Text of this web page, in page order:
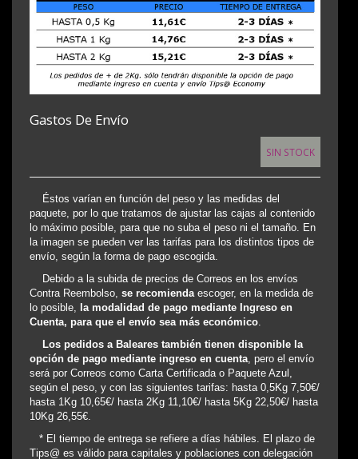
Gastos De Envío
SIN STOCK
Éstos varían en función del peso y las medidas del
paquete, por lo que tratamos de ajustar las cajas al contenido
lo máximo posible, para que no suba el peso ni el tamaño. En
la imagen se pueden ver las tarifas para los distintos tipos de
envío, según la forma de pago escogida.
Debido a la subida de precios de Correos en los envíos
Contra Reembolso, se recomiendaescoger, en la medida de
lo posible, la modalidad de pago mediante Ingreso en
Cuenta, para que el envío sea más económico.
Los pedidos a Baleares también tienen disponible la
opción de pago mediante ingreso en cuenta, pero el envío
será por Correos como Carta Certificada o Paquete Azul,
según el peso, y con las siguientes tarifas: hasta 0,5Kg 7,50€/
hasta 1Kg 10,65€/ hasta 2Kg 11,10€/ hasta 5Kg 22,50€/ hasta
10Kg 26,55€.
* El tiempo de entrega se refiere a días hábiles. El plazo de
Tips@ es válido para capitales y poblaciones con delegación